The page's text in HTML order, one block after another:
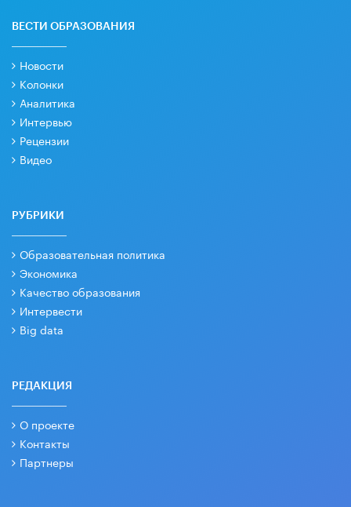
ВЕСТИ ОБРАЗОВАНИЯ
Новости
Колонки
Аналитика
Интервью
Рецензии
Видео
РУБРИКИ
Образовательная политика
Экономика
Качество образования
Интервести
Big data
РЕДАКЦИЯ
О проекте
Контакты
Партнеры